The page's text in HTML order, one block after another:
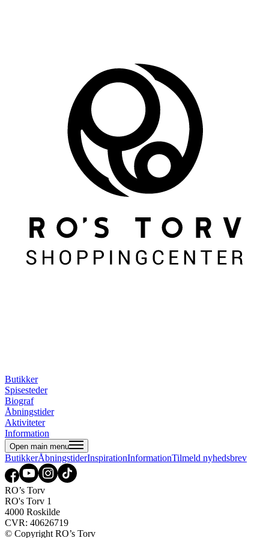
Butikker
Spisesteder
Biograf
Åbningstider
Aktiviteter
Information
Open main menu
ButikkerÅbningstiderInspirationInformationTilmeld nyhedsbrev
RO’s Torv
RO's Torv 1
4000 Roskilde
CVR: 40626719
© Copyright RO’s Torv